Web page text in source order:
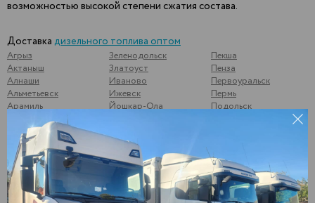
возможностью высокой степени сжатия состава.
Доставка дизельного топлива оптом
Агрыз
Актаныш
Алнаши
Альметьевск
Арамиль
Арск
Арти
Архангельск
Аша
Бавлы
Бакуры
Зеленодольск
Златоуст
Иваново
Ижевск
Йошкар-Ола
Калуга
Камышлов
Катайск
Киржач
Пекша
Пенза
Первоуральск
Пермь
Подольск
Полевской
Почеп
Починки
Псков